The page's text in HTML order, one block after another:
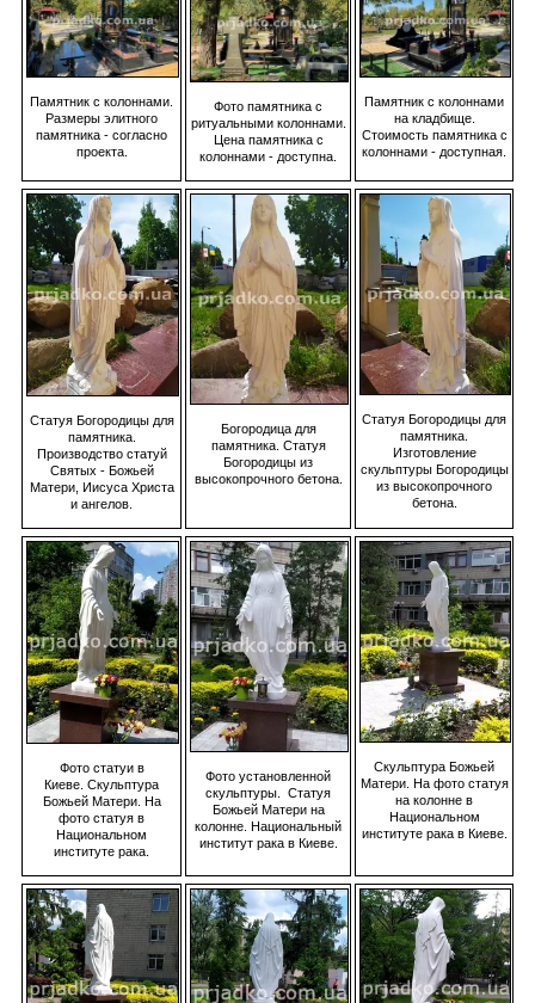
Памятник с колоннами.
Размеры элитного
памятника - согласно
проекта.
Фото памятника с
ритуальными колоннами.
Цена памятника с
колоннами - доступна.
Памятник с колоннами
на кладбище.
Стоимость памятника с
колоннами - доступная.
Статуя Богородицы для
памятника.
Производство статуй
Святых - Божьей
Матери, Иисуса Христа
и ангелов.
Богородица для
памятника. Статуя
Богородицы из
высокопрочного бетона.
Статуя Богородицы для
памятника.
Изготовление
скульптуры Богородицы
из высокопрочного
бетона.
Фото статуи в
Киеве. Скульптура
Божьей Матери. На
фото статуя в
Национальном
институте рака.
Фото установленной
скульптуры. Статуя
Божьей Матери на
колонне. Национальный
институт рака в Киеве.
Скульптура Божьей
Матери. На фото статуя
на колонне в
Национальном
институте рака в Киеве.